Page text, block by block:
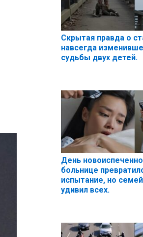
Скрытая правда о
навсегда
судьбы двух детей.
День
больнице
испытание, но
удивил всех.